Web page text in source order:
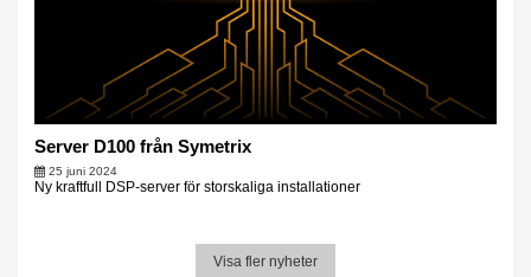
Server D100 från Symetrix
25 juni 2024
Ny kraftfull DSP-server för storskaliga installationer
Visa fler nyheter